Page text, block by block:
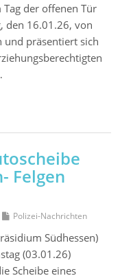
der offenen Tür
den 16.01.26, von
und präsentiert sich
Felgen
Polizei-Nachrichten
Südhessen)
(03.01.26)
Scheibe eines